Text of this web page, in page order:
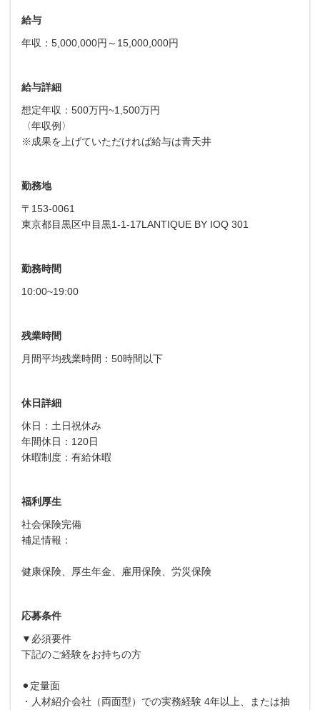
給与
年収：5,000,000円～15,000,000円
給与詳細
想定年収：500万円~1,500万円
〈年収例〉
※成果を上げていただければ給与は青天井
勤務地
〒153-0061
東京都目黒区中目黒1-1-17LANTIQUE BY IOQ 301
勤務時間
10:00~19:00
残業時間
月間平均残業時間：50時間以下
休日詳細
休日：土日祝休み
年間休日：120日
休暇制度：有給休暇
福利厚生
社会保険完備
補足情報：
健康保険、厚生年金、雇用保険、労災保険
応募条件
▼必須要件
下記のご経験をお持ちの方
⚫︎定量面
・人材紹介会社（両面型）での実務経験 4年以上、または抽